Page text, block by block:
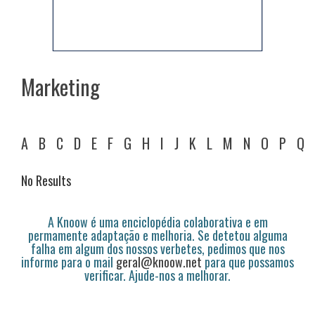
Marketing
A B C D E F G H I J K L M N O P Q
No Results
A Knoow é uma enciclopédia colaborativa e em
permamente adaptação e melhoria. Se detetou alguma
falha em algum dos nossos verbetes, pedimos que nos
informe para o mail geral@knoow.netpara que possamos
verificar. Ajude-nos a melhorar.